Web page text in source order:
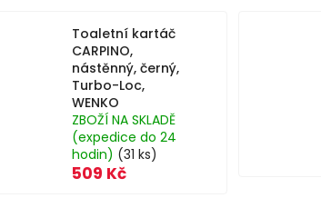
Toaletní kartáč
CARPINO,
nástěnný, černý,
Turbo-Loc,
WENKO
ZBOŽÍ NA SKLADĚ
(expedice do 24
hodin) (31 ks)
509 Kč